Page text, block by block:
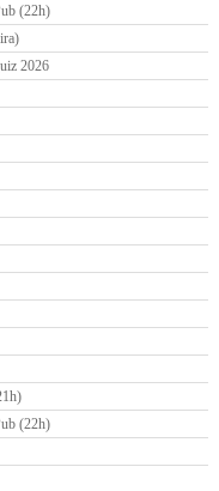
(22h)
2026
(22h)